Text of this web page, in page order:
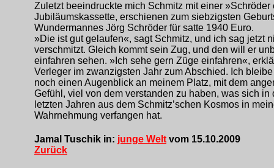
Zuletzt beeindruckte mich Schmitz mit einer »Schröder
Jubiläumskassette, erschienen zum siebzigsten
Wundermannes Jörg Schröder für satte 1940 Euro.
»Die ist gut gelaufen«, sagt Schmitz, und ich sag jetzt
verschmitzt. Gleich kommt sein Zug, und den will er
einfahren sehen. »Ich sehe gern Züge einfahren«,
Verleger im zwanzigsten Jahr zum Abschied. Ich
noch einen Augenblick an meinem Platz, mit dem
Gefühl, viel von dem verstanden zu haben, was sich in
letzten Jahren aus dem Schmitz’schen Kosmos in
Wahrnehmung verfangen hat.
Jamal Tuschik in: junge Welt vom 15.10.2009
Zurück